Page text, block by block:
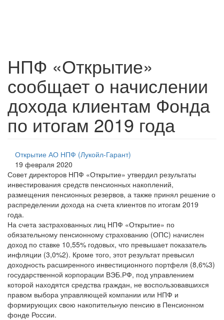
НПФ «Открытие»
сообщает о начислении
дохода клиентам Фонда
по итогам 2019 года
Открытие АО НПФ (Лукойл-Гарант)
19 февраля 2020
Совет директоров НПФ «Открытие» утвердил результаты
инвестирования средств пенсионных накоплений,
размещения пенсионных резервов, а также принял решение о
распределении дохода на счета клиентов по итогам 2019
года.
На счета застрахованных лиц НПФ «Открытие» по
обязательному пенсионному страхованию (ОПС) начислен
доход по ставке 10,55% годовых, что превышает показатель
инфляции (3,0%2). Кроме того, этот результат превысил
доходность расширенного инвестиционного портфеля (8,6%3)
государственной корпорации ВЭБ.РФ, под управлением
которой находятся средства граждан, не воспользовавшихся
правом выбора управляющей компании или НПФ и
формирующих свою накопительную пенсию в Пенсионном
фонде России.